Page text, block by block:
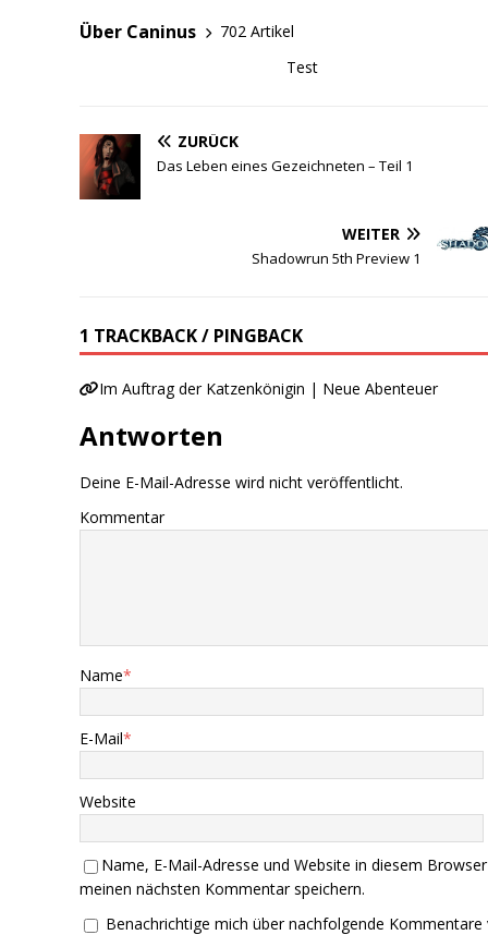
Über Caninus
702 Artikel
Test
ZURÜCK
Das Leben eines Gezeichneten – Teil 1
WEITER
Shadowrun 5th Preview 1
1 TRACKBACK / PINGBACK
Im Auftrag der Katzenkönigin | Neue Abenteuer
Antworten
Deine E-Mail-Adresse wird nicht veröffentlicht.
Kommentar
Name*
E-Mail*
Website
Name, E-Mail-Adresse und Website in diesem
meinen nächsten Kommentar speichern.
Benachrichtige mich über nachfolgende Kommentare